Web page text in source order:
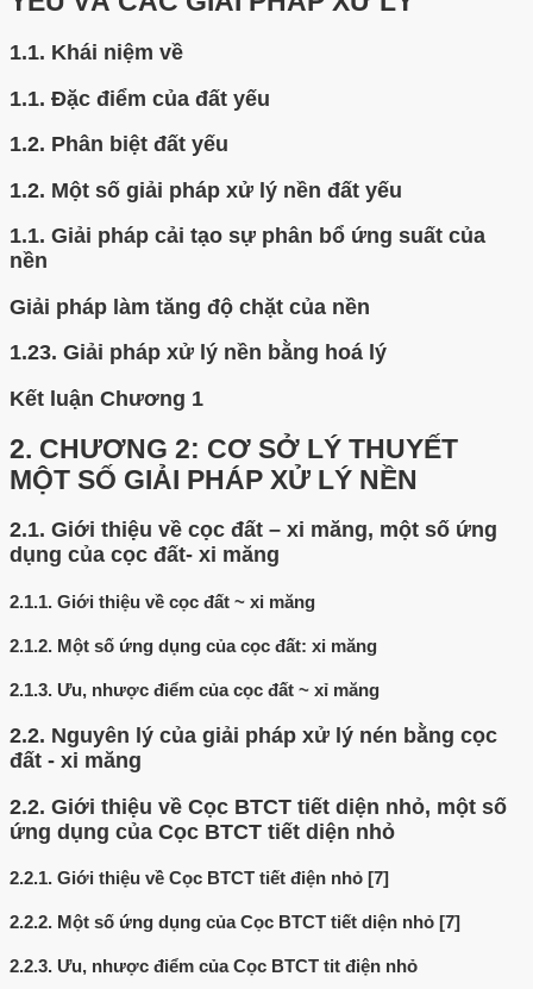
1.1. Khái niệm về
1.1. Đặc điểm của đất yếu
1.2. Phân biệt đất yếu
1.2. Một số giải pháp xử lý nền đất yếu
1.1. Giải pháp cải tạo sự phân bổ ứng suất của
nền
Giải pháp làm tăng độ chặt của nền
1.23. Giải pháp xử lý nền bằng hoá lý
Kết luận Chương 1
2. CHƯƠNG 2: CƠ SỞ LÝ THUYẾT
MỘT SỐ GIẢI PHÁP XỬ LÝ NỀN
2.1. Giới thiệu về cọc đất – xi măng, một số ứng
dụng của cọc đất- xi măng
2.1.1. Giới thiệu về cọc đất ~ xi măng
2.1.2. Một số ứng dụng của cọc đất: xi măng
2.1.3. Ưu, nhược điểm của cọc đất ~ xỉ măng
2.2. Nguyên lý của giải pháp xử lý nén bằng cọc
đất - xi măng
2.2. Giới thiệu về Cọc BTCT tiết diện nhỏ, một số
ứng dụng của Cọc BTCT tiết diện nhỏ
2.2.1. Giới thiệu về Cọc BTCT tiết điện nhỏ [7]
2.2.2. Một số ứng dụng của Cọc BTCT tiết diện nhỏ [7]
2.2.3. Ưu, nhược điểm của Cọc BTCT tit điện nhỏ